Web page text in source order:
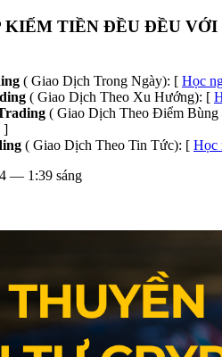
KIẾM TIỀN ĐỀU ĐỀU
( Giao Dịch Trong Ngày): [ Học
( Giao Dịch Theo Xu Hướng): [
( Giao Dịch Theo Điểm Bùng
]
( Giao Dịch Theo Tin Tức): [ Học
— 1:39 sáng